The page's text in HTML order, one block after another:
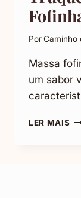
PorCaminho
Massa
um sabor
LER MAIS